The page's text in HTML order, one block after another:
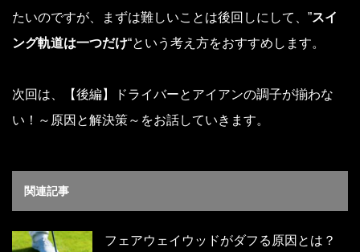
たいのですが、まずは難しいことは後回しにして、”スイ
ング軌道は一つだけ“という考え方をおすすめします。
次回は、
【後編】ドライバーとアイアンの調子が揃わな
い！～原因と解決策～ をお話していきます。
関連記事
フェアウェイウッドがダフる原因とは？